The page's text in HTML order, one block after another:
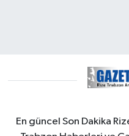
En güncel Son Dakika